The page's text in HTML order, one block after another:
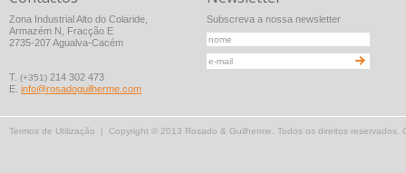
Zona Industrial Alto do Colaride,
Armazém N, Fracção E
2735-207 Agualva-Cacém
T. (+351) 214 302 473
E. info@rosadoguilherme.com
Subscreva a nossa newsletter
Termos de Utilização | Copyright © 2013 Rosado & Guilherme. Todos os direitos reservados.